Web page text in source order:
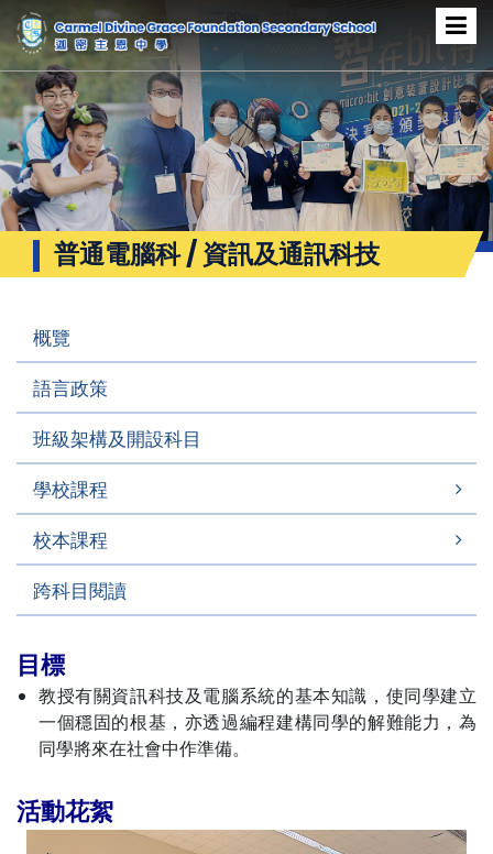
普通電腦科 / 資訊及通訊科技
概覽
語言政策
班級架構及開設科目
學校課程
校本課程
跨科目閱讀
目標
教授有關資訊科技及電腦系統的基本知識，使同學建立
一個穩固的根基，亦透過編程建構同學的解難能力，為
同學將來在社會中作準備。
活動花絮